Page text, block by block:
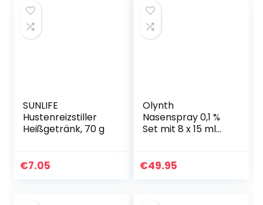
SUNLIFE
Hustenreizstiller
Heißgetränk, 70 g
€7.05
Olynth
Nasenspray 0,1 %
Set mit 8 x 15 ml
Handseife von
€49.95